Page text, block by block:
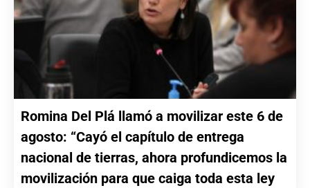
Romina Del Plá llamó a movilizar este 6 de
agosto: “Cayó el capítulo de entrega
nacional de tierras, ahora profundicemos la
movilización para que caiga toda esta ley